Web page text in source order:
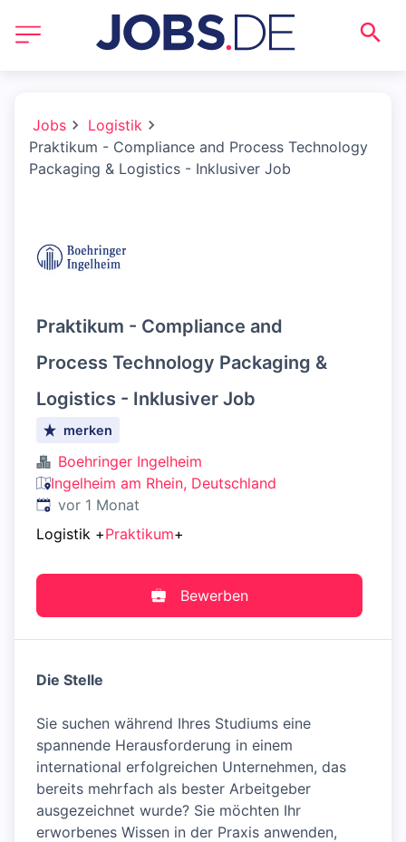
Jobs
Logistik
Praktikum - Compliance and Process Technology
Packaging & Logistics - Inklusiver Job
Praktikum - Compliance and
Process Technology Packaging &
Logistics - Inklusiver Job
merken
Boehringer Ingelheim
Ingelheim am Rhein, Deutschland
Veröffentlicht:
vor 1 Monat
Logistik +Praktikum+
Bewerben
Die Stelle
Sie suchen während Ihres Studiums eine
spannende Herausforderung in einem
international erfolgreichen Unternehmen, das
bereits mehrfach als bester Arbeitgeber
ausgezeichnet wurde? Sie möchten Ihr
erworbenes Wissen in der Praxis anwenden,